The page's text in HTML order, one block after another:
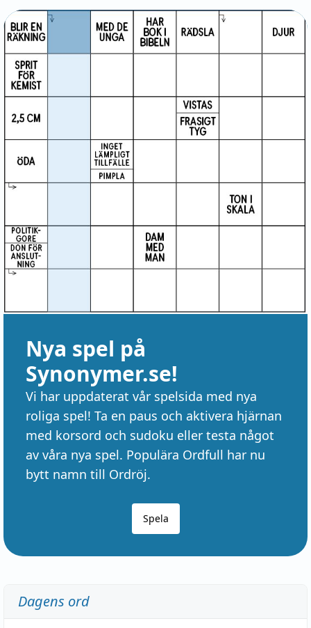
Nya spel på
Synonymer.se!
Vi har uppdaterat vår spelsida med nya
roliga spel! Ta en paus och aktivera hjärnan
med korsord och sudoku eller testa något
av våra nya spel. Populära Ordfull har nu
bytt namn till Ordröj.
Spela
Dagens ord